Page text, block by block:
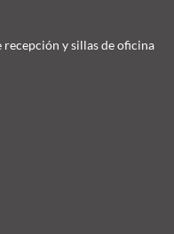
y sillas de oficina